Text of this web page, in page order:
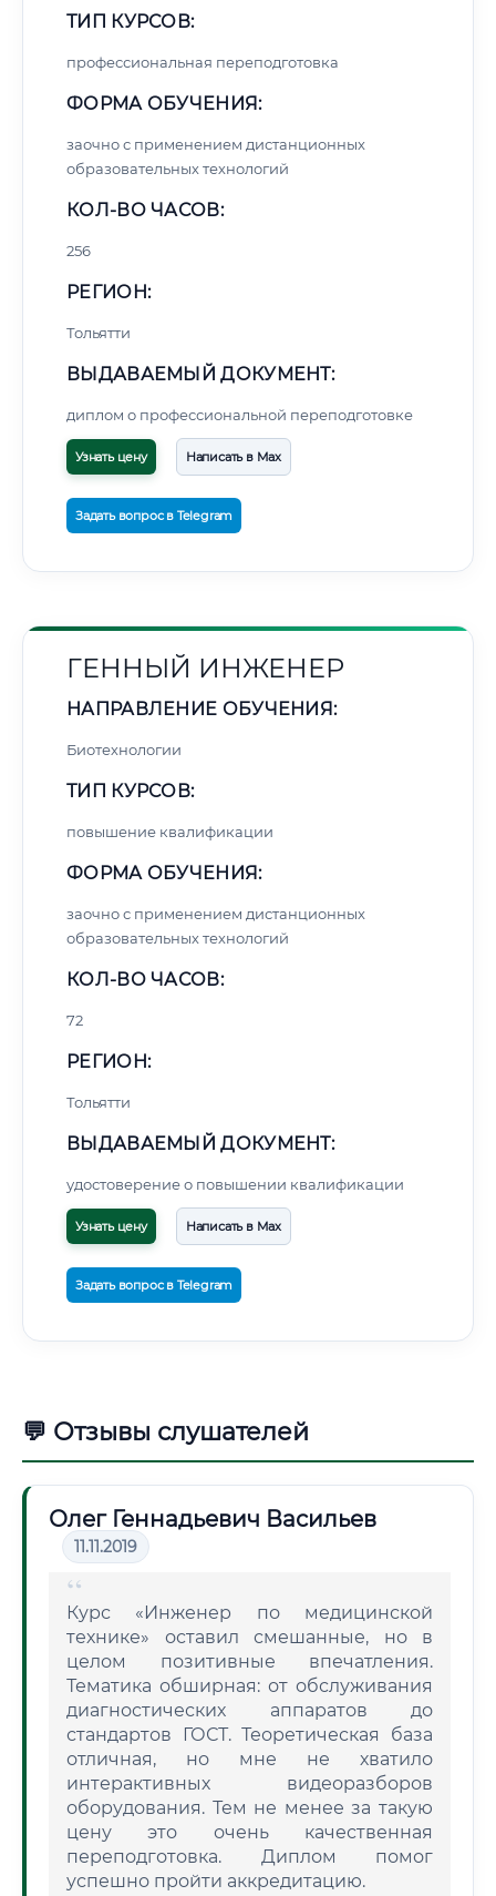
ТИП КУРСОВ:
профессиональная переподготовка
ФОРМА ОБУЧЕНИЯ:
заочно с применением дистанционных
образовательных технологий
КОЛ-ВО ЧАСОВ:
256
РЕГИОН:
Тольятти
ВЫДАВАЕМЫЙ ДОКУМЕНТ:
диплом о профессиональной переподготовке
Узнать цену Написать в Max
Задать вопрос в Telegram
ГЕННЫЙ ИНЖЕНЕР
НАПРАВЛЕНИЕ ОБУЧЕНИЯ:
Биотехнологии
ТИП КУРСОВ:
повышение квалификации
ФОРМА ОБУЧЕНИЯ:
заочно с применением дистанционных
образовательных технологий
КОЛ-ВО ЧАСОВ:
72
РЕГИОН:
Тольятти
ВЫДАВАЕМЫЙ ДОКУМЕНТ:
удостоверение о повышении квалификации
Узнать цену Написать в Max
Задать вопрос в Telegram
💬 Отзывы слушателей
Олег Геннадьевич Васильев
11.11.2019
Курс «Инженер по медицинской
технике» оставил смешанные, но в
целом позитивные впечатления.
Тематика обширная: от обслуживания
диагностических аппаратов до
стандартов ГОСТ. Теоретическая база
отличная, но мне не хватило
интерактивных видеоразборов
оборудования. Тем не менее за такую
цену это очень качественная
переподготовка. Диплом помог
успешно пройти аккредитацию.